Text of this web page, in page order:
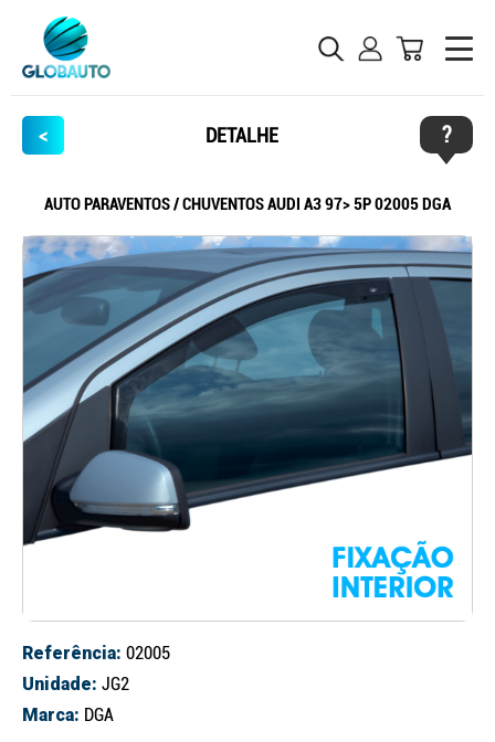
< DETALHE ?
AUTO PARAVENTOS / CHUVENTOS AUDI A3 97> 5P 02005 DGA
Referência: 02005
Unidade: JG2
Marca: DGA